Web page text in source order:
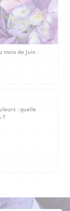
mois de Juin :
: quelle
?